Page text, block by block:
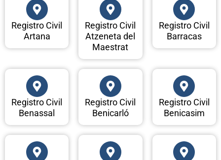
Registro Civil
Artana
Registro Civil
Atzeneta del
Maestrat
Registro Civil
Barracas
Registro Civil
Benassal
Registro Civil
Benicarló
Registro Civil
Benicasim